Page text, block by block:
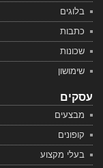
בלוגים
כתבות
שכונות
שימושון
עסקים
מבצעים
קופונים
בעלי מקצוע